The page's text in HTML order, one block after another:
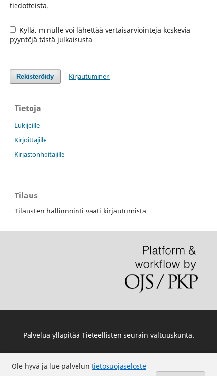
tiedotteista.
pyyntöjä tästä julkaisusta.
Rekisteröidy Kirjautuminen
Tietoja
Lukijoille
Kirjoittajille
Kirjastonhoitajille
Tilaus
Tilausten hallinnointi vaati kirjautumista.
Ole hyvä ja lue palvelun tietosuojaseloste
Palvelua ylläpitää Tieteellisten seurain valtuuskunta.